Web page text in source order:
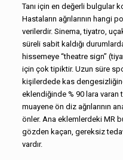
Tanı için en değerli bulgular
Hastaların ağrılarının hangi
verilerdir. Sinema, tiyatro,
süreli sabit kaldığı
hissemeye “theatre sign”
için çok tipiktir. Uzun süre
kişilerdede kas
eklendiğinde % 90 lara varan
muayene ön diz ağrılarının
önler. Ana eklemlerdeki MR
gözden kaçan, gereksiz
vardır.